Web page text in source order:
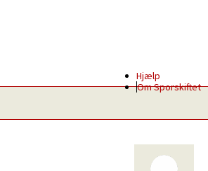
Hjælp
Om Sporskiftet